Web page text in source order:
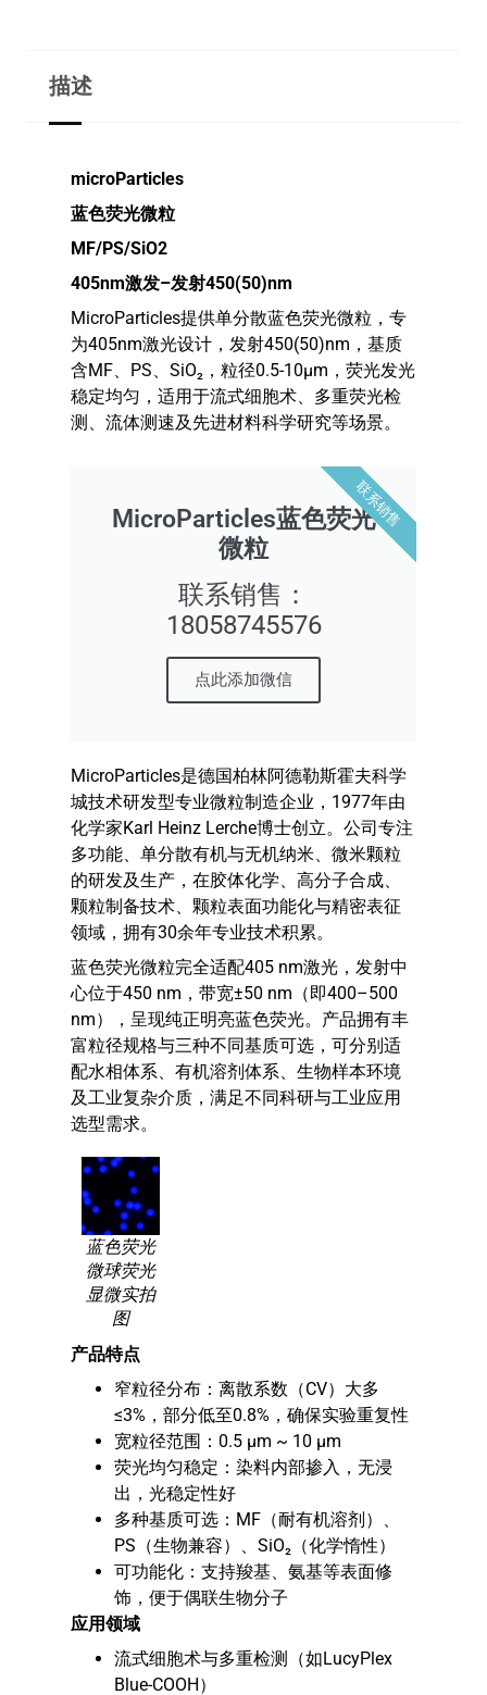
描述
microParticles
蓝色荧光微粒
MF/PS/SiO2
405nm激发–发射450(50)nm
MicroParticles提供单分散蓝色荧光微粒，专
为405nm激光设计，发射450(50)nm，基质
含MF、PS、SiO₂，粒径0.5-10μm，荧光发光
稳定均匀，适用于流式细胞术、多重荧光检
测、流体测速及先进材料科学研究等场景。
MicroParticles蓝色荧光
微粒
联系销售：
18058745576
点此添加微信
联系销售
MicroParticles是德国柏林阿德勒斯霍夫科学
城技术研发型专业微粒制造企业，1977年由
化学家Karl Heinz Lerche博士创立。公司专注
多功能、单分散有机与无机纳米、微米颗粒
的研发及生产，在胶体化学、高分子合成、
颗粒制备技术、颗粒表面功能化与精密表征
领域，拥有30余年专业技术积累。
蓝色荧光微粒完全适配405 nm激光，发射中
心位于450 nm，带宽±50 nm（即400–500
nm），呈现纯正明亮蓝色荧光。产品拥有丰
富粒径规格与三种不同基质可选，可分别适
配水相体系、有机溶剂体系、生物样本环境
及工业复杂介质，满足不同科研与工业应用
选型需求。
蓝色荧光
微球荧光
显微实拍
图
产品特点
窄粒径分布：离散系数（CV）大多
≤3%，部分低至0.8%，确保实验重复性
宽粒径范围：0.5 μm ~ 10 μm
荧光均匀稳定：染料内部掺入，无浸
出，光稳定性好
多种基质可选：MF（耐有机溶剂）、
PS（生物兼容）、SiO₂（化学惰性）
可功能化：支持羧基、氨基等表面修
饰，便于偶联生物分子
应用领域
流式细胞术与多重检测（如LucyPlex
Blue-COOH）